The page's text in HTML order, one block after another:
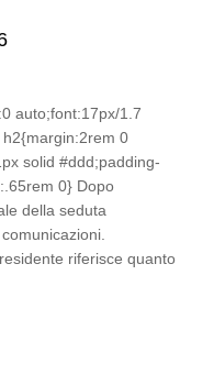
auto;font:17px/1.7
0
solid #ddd;padding-
0} Dopo
della seduta
riferisce quanto